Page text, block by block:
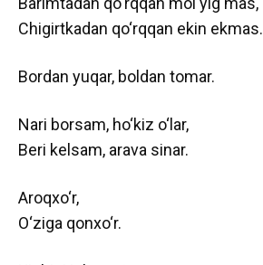
Chigirtkadan qo‘rqqan ekin ekmas.
Bordan yuqar, boldan tomar.
Nari borsam, ho‘kiz o‘lar,
Beri kelsam, arava sinar.
Aroqxo‘r,
O‘ziga qonxo‘r.